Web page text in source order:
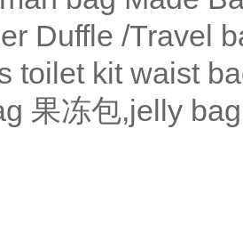
Duffle /Travel
toilet kit waist
果冻包,jelly bag